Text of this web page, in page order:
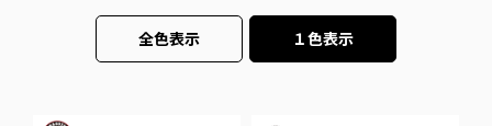
全色表示 １色表示